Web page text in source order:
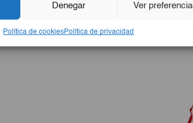
Denegar Ver
Política de cookiesPolítica de privacidad
cómodo y seguro, facilitando su uso en
y un diseño ergonómico, esta varilla es